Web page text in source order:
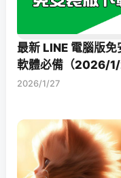
最新 LINE 電腦版
軟體必備（2026/1/
2026/1/27